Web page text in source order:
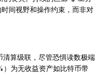
间视野和操作约束，而非对
算级联，尽管恐惧读数极端
）为无收益资产如比特币带